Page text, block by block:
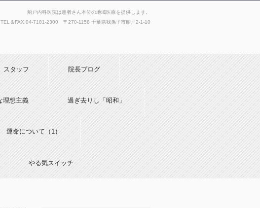
船戸内科医院は患者さん本位の地域医療を提供します。
TEL＆FAX. 04-7181-2300 〒270-1158 千葉県我孫子市船戸2-1-10
スタッフ 院長ブログ
理想主義 過ぎ去りし「昭和」
運命について（1）
やる気スイッチ